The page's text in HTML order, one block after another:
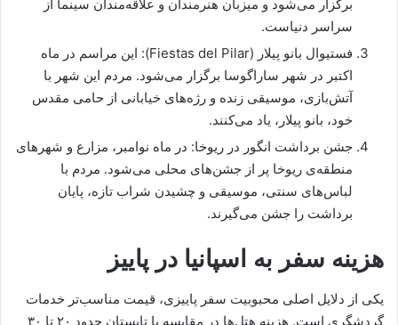
برگزار می‌شود و میزبان هنرمندان و علاقه‌مندان سینما از
سراسر دنیاست.
فستیوال بانو پیلار (Fiestas del Pilar): این مراسم در ماه
اکتبر در شهر ساراگوسا برگزار می‌شود. مردم این شهر با
آتش‌بازی، موسیقی زنده و رژه‌های خیابانی از حامی مقدس
خود، بانو پیلار، یاد می‌کنند.
جشن برداشت انگور در ریوخا: در ماه نوامبر، مزارع و شهرهای
منطقه‌ی ریوخا پر از جشن‌های محلی می‌شود. مردم با
لباس‌های سنتی، موسیقی و چشیدن شراب تازه، پایان
برداشت را جشن می‌گیرند.
هزینه سفر به اسپانیا در پاییز
یکی از دلایل اصلی محبوبیت سفر پاییزی، قیمت مناسب‌تر خدمات
گردشگری است. هزینه هتل‌ها در مقایسه با تابستان حدود ۲۰ تا ۳۰